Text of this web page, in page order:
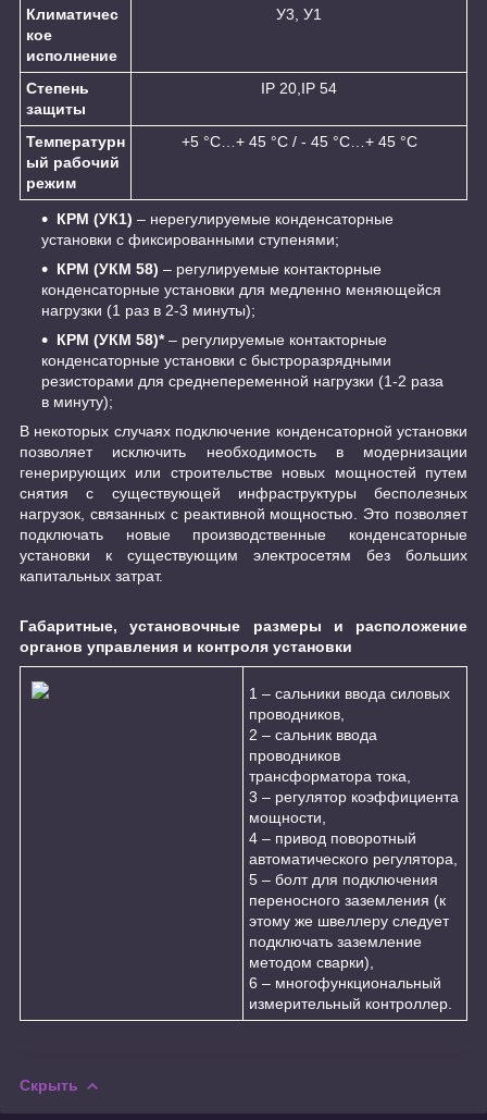
Климатичес
кое
исполнение
У3, У1
Степень
защиты
IP 20,IP 54
Температурн
ый рабочий
режим
+5 °С…+ 45 °С / - 45 °С…+ 45 °С
КРМ (УК1) – нерегулируемые конденсаторные
установки с фиксированными ступенями;
КРМ (УКМ 58) – регулируемые контакторные
конденсаторные установки для медленно меняющейся
нагрузки (1 раз в 2-3 минуты);
КРМ (УКМ 58)*– регулируемые контакторные
конденсаторные установки с быстроразрядными
резисторами для среднепеременной нагрузки (1-2 раза
в минуту);
В некоторых случаях подключение конденсаторной установки
позволяет исключить необходимость в модернизации
генерирующих или строительстве новых мощностей путем
снятия с существующей инфраструктуры бесполезных
нагрузок, связанных с реактивной мощностью. Это позволяет
подключать новые производственные конденсаторные
установки к существующим электросетям без больших
капитальных затрат.
Габаритные, установочные размеры и расположение
органов управления и контроля установки
1 – сальники ввода силовых
проводников,
2 – сальник ввода
проводников
трансформатора тока,
3 – регулятор коэффициента
мощности,
4 – привод поворотный
автоматического регулятора,
5 – болт для подключения
переносного заземления (к
этому же швеллеру следует
подключать заземление
методом сварки),
6 – многофункциональный
измерительный контроллер.
Скрыть